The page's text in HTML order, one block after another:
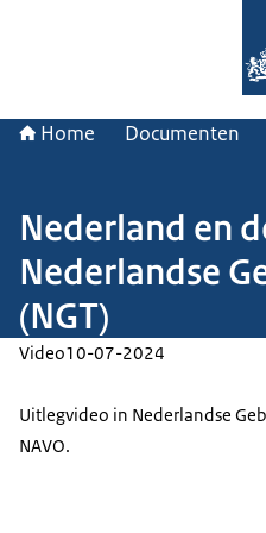
Home Documenten
Nederland en
Nederlandse
(NGT)
Video10-07-2024
Uitlegvideo in Nederlandse
NAVO.